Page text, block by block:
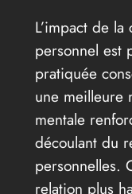
L’impact de
personnel est
pratiquée
une meilleure
mentale
découlant du
personnelles.
relation plus